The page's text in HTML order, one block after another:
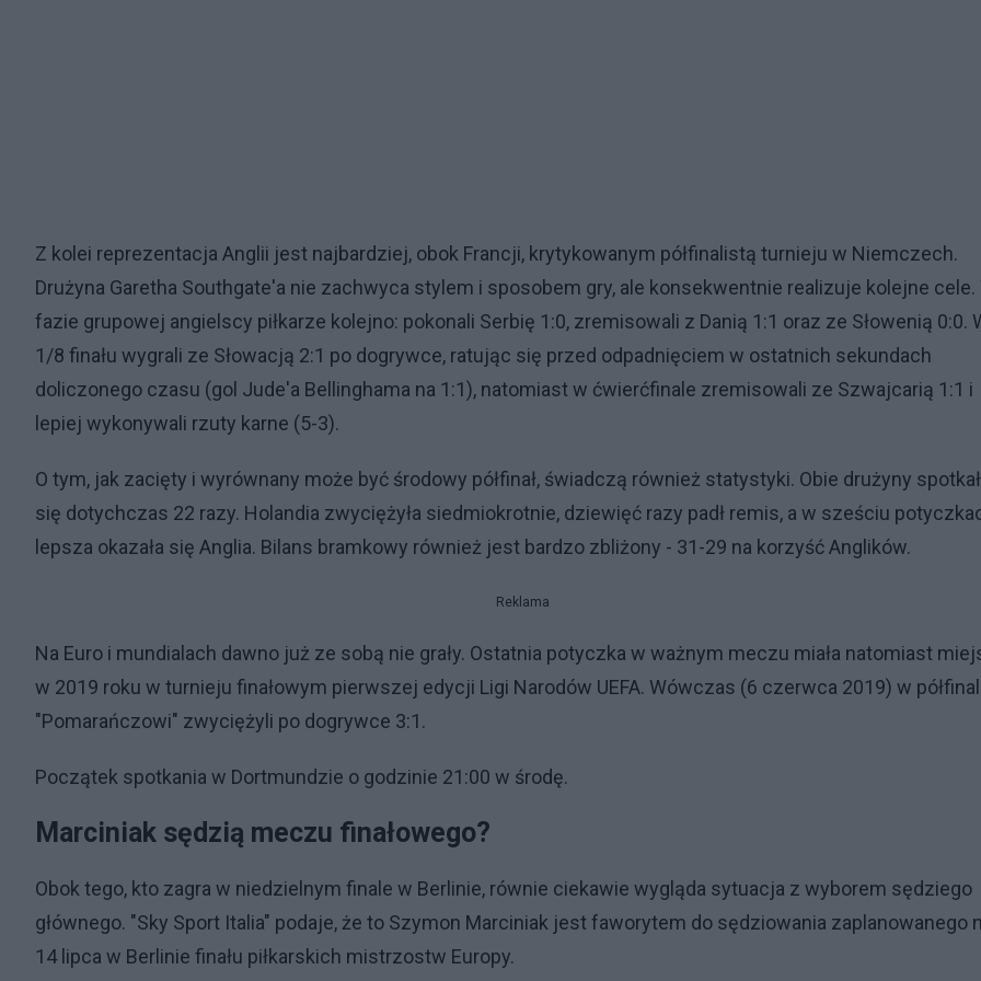
Z kolei reprezentacja Anglii jest najbardziej, obok Francji, krytykowanym półfinalistą turnieju w Niemczech.
Drużyna Garetha Southgate'a nie zachwyca stylem i sposobem gry, ale konsekwentnie realizuje kolejne cele.
fazie grupowej angielscy piłkarze kolejno: pokonali Serbię 1:0, zremisowali z Danią 1:1 oraz ze Słowenią 0:0.
1/8 finału wygrali ze Słowacją 2:1 po dogrywce, ratując się przed odpadnięciem w ostatnich sekundach
doliczonego czasu (gol Jude'a Bellinghama na 1:1), natomiast w ćwierćfinale zremisowali ze Szwajcarią 1:1 i
lepiej wykonywali rzuty karne (5-3).
O tym, jak zacięty i wyrównany może być środowy półfinał, świadczą również statystyki. Obie drużyny
się dotychczas 22 razy. Holandia zwyciężyła siedmiokrotnie, dziewięć razy padł remis, a w sześciu
lepsza okazała się Anglia. Bilans bramkowy również jest bardzo zbliżony - 31-29 na korzyść Anglików.
Reklama
Na Euro i mundialach dawno już ze sobą nie grały. Ostatnia potyczka w ważnym meczu miała natomiast
w 2019 roku w turnieju finałowym pierwszej edycji Ligi Narodów UEFA. Wówczas (6 czerwca 2019) w
"Pomarańczowi" zwyciężyli po dogrywce 3:1.
Początek spotkania w Dortmundzie o godzinie 21:00 w środę.
Marciniak sędzią meczu finałowego?
Obok tego, kto zagra w niedzielnym finale w Berlinie, równie ciekawie wygląda sytuacja z wyborem sędziego
głównego. "Sky Sport Italia" podaje, że to Szymon Marciniak jest faworytem do sędziowania zaplanowanego
14 lipca w Berlinie finału piłkarskich mistrzostw Europy.